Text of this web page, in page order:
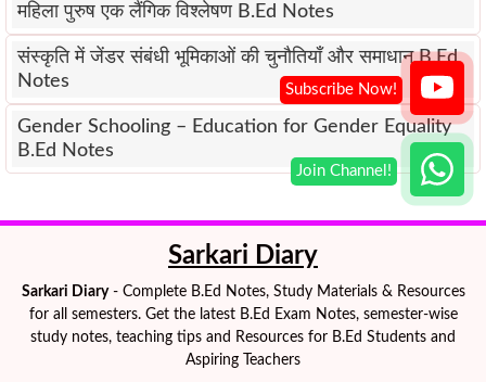
महिला पुरुष एक लैंगिक विश्लेषण B.Ed Notes
संस्कृति में जेंडर संबंधी भूमिकाओं की चुनौतियाँ और समाधान B.Ed
Notes
Gender Schooling – Education for Gender Equality
B.Ed Notes
Sarkari Diary
Sarkari Diary- Complete B.Ed Notes, Study Materials & Resources
for all semesters. Get the latest B.Ed Exam Notes, semester-wise
study notes, teaching tips and Resources for B.Ed Students and
Aspiring Teachers